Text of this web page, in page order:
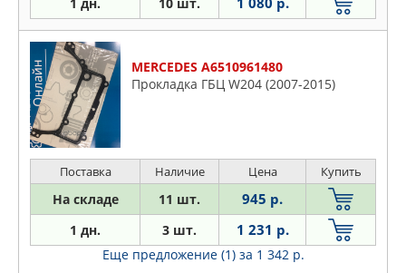
MERCEDES A6510961480
Прокладка ГБЦ W204 (2007-2015)
Поставка Наличие Цена Купить
На складе 11 шт. 945 р.
1 дн. 3 шт. 1 231 р.
Еще предложение (1) за 1 342 р.